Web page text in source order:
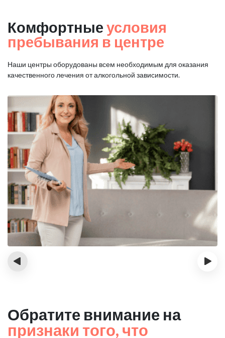
Комфортные условия
пребывания в центре
Наши центры оборудованы всем необходимым для оказания
качественного лечения от алкогольной зависимости.
‹ ›
Обратите внимание на
признаки того, что